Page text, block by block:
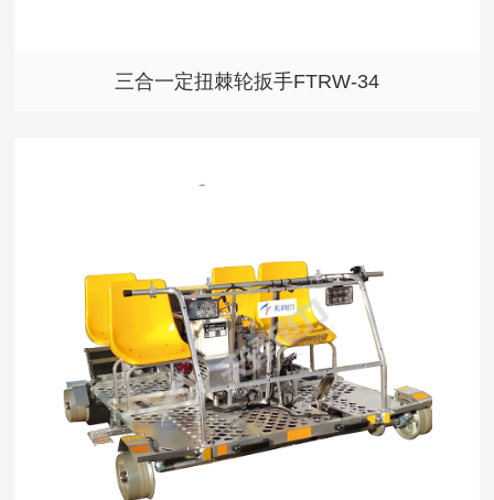
三合一定扭棘轮扳手FTRW-34